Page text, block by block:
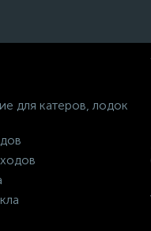
для катеров, лодок